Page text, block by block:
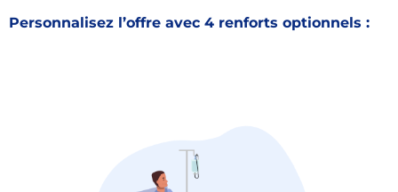
Personnalisez l’offre avec 4 renforts optionnels :